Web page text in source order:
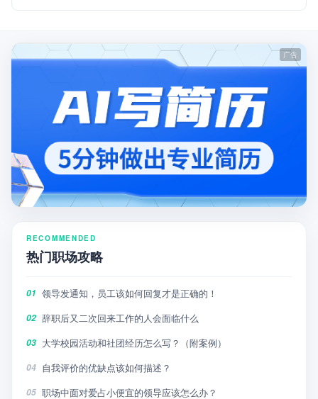
RECOMMENDED
热门职场攻略
01 领导发通知，员工该如何回复才是正确的！
02 辞职后又二次回来工作的人会面临什么
03 大学校园活动和社团经历怎么写？（附案例）
04 自我评价的优缺点该如何描述？
05 职场中面对爱占小便宜的领导应该怎么办？